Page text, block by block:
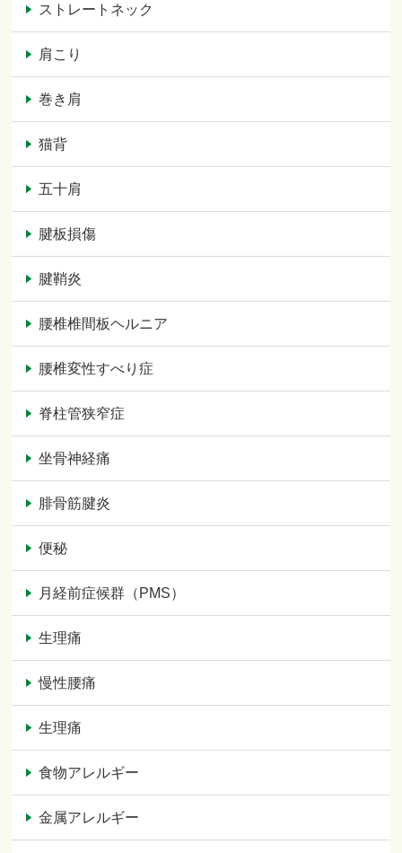
ストレートネック
肩こり
巻き肩
猫背
五十肩
腱板損傷
腱鞘炎
腰椎椎間板ヘルニア
腰椎変性すべり症
脊柱管狭窄症
坐骨神経痛
腓骨筋腱炎
便秘
月経前症候群（PMS）
生理痛
慢性腰痛
生理痛
食物アレルギー
金属アレルギー